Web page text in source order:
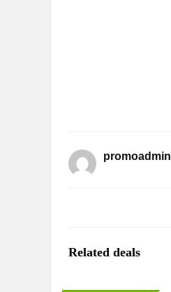
promoadmin
Related deals